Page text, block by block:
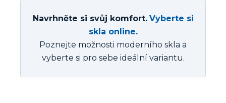
Navrhněte si svůj komfort. Vyberte si
skla online.
Poznejte možnosti moderního skla a
vyberte si pro sebe ideální variantu.